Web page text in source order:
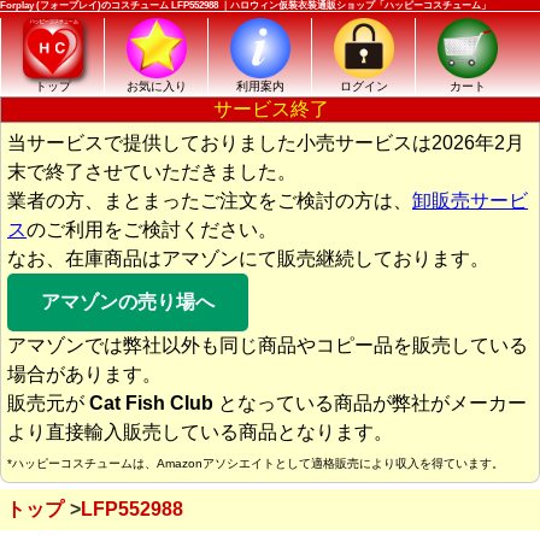
Forplay (フォープレイ)のコスチューム LFP552988 ｜ハロウィン仮装衣装通販ショップ「ハッピーコスチューム」
トップ お気に入り 利用案内 ログイン カート
サービス終了
当サービスで提供しておりました小売サービスは2026年2月
末で終了させていただきました。
業者の方、まとまったご注文をご検討の方は、 卸販売サービ
スのご利用をご検討ください。
なお、在庫商品はアマゾンにて販売継続しております。
アマゾンの売り場へ
アマゾンでは弊社以外も同じ商品やコピー品を販売している
場合があります。
販売元が Cat Fish Club となっている商品が弊社がメーカー
より直接輸入販売している商品となります。
*ハッピーコスチュームは、Amazonアソシエイトとして適格販売により収入を得ています。
トップ LFP552988